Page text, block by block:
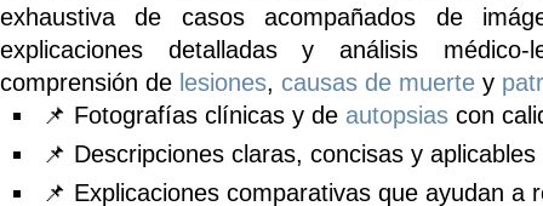
exhaustiva de casos acompañados de
explicaciones detalladas y análisis
comprensión de lesiones, causas de muerte y
📌 Fotografías clínicas y de autopsias con
📌 Descripciones claras, concisas y
📌 Explicaciones comparativas que ayudan a